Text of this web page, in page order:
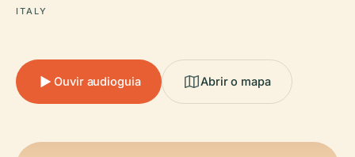
ITALY
Ouvir audioguia Abrir o mapa